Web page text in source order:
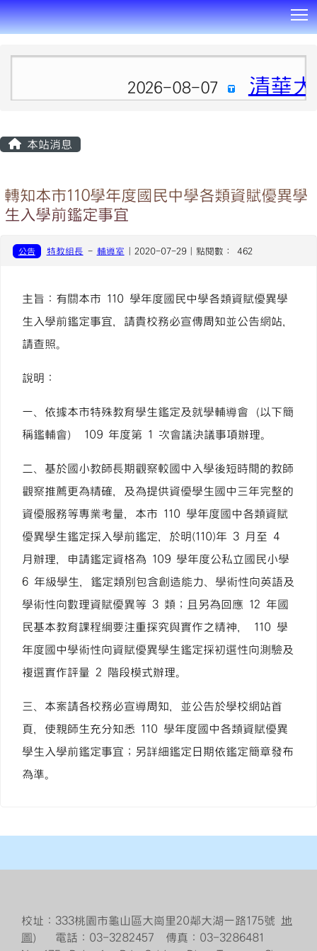
2026-08-07 清華
本站消息
轉知本市110學年度國民中學各類資賦優異學
生入學前鑑定事宜
公告 特教組長 - 輔導室 | 2020-07-29 | 點閱數： 462
主旨：有關本市 110 學年度國民中學各類資賦優異學
生入學前鑑定事宜，請貴校務必宣傳周知並公告網站，
請查照。
說明：
一、依據本市特殊教育學生鑑定及就學輔導會（以下簡
稱鑑輔會） 109 年度第 1 次會議決議事項辦理。
二、基於國小教師長期觀察較國中入學後短時間的教師
觀察推薦更為精確，及為提供資優學生國中三年完整的
資優服務等專業考量，本市 110 學年度國中各類資賦
優異學生鑑定採入學前鑑定，於明(110)年 3 月至 4
月辦理，申請鑑定資格為 109 學年度公私立國民小學
6 年級學生，鑑定類別包含創造能力、學術性向英語及
學術性向數理資賦優異等 3 類；且另為回應 12 年國
民基本教育課程綱要注重探究與實作之精神， 110 學
年度國中學術性向資賦優異學生鑑定採初選性向測驗及
複選實作評量 2 階段模式辦理。
三、本案請各校務必宣導周知，並公告於學校網站首
頁，使親師生充分知悉 110 學年度國中各類資賦優異
學生入學前鑑定事宜；另詳細鑑定日期依鑑定簡章發布
為準。
校址：333桃園市龜山區大崗里20鄰大湖一路175號 地
圖） 電話：03-3282457 傳真：03-3286481